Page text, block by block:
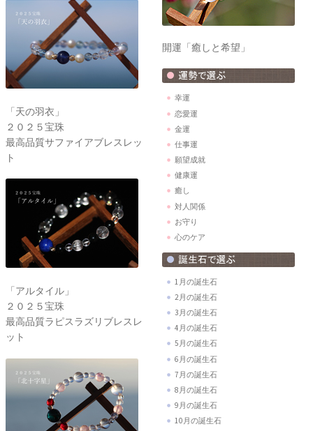
「天の羽衣」
２０２５宝珠
最高品質サファイアブレスレッ
ト
「アルタイル」
２０２５宝珠
最高品質ラピスラズリブレスレ
ット
開運「癒しと希望」
幸運
恋愛運
金運
仕事運
願望成就
健康運
癒し
対人関係
お守り
心のケア
1月の誕生石
2月の誕生石
3月の誕生石
4月の誕生石
5月の誕生石
6月の誕生石
7月の誕生石
8月の誕生石
9月の誕生石
10月の誕生石